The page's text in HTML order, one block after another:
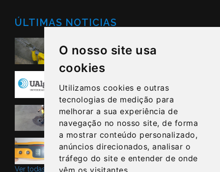
O nosso site usa
cookies
Utilizamos cookies e outras
tecnologias de medição para
melhorar a sua experiência de
navegação no nosso site, de forma
a mostrar conteúdo personalizado,
anúncios direcionados, analisar o
tráfego do site e entender de onde
vêm os visitantes.
ÚLTIMAS NOTICIAS
Nacionais e Internacionais
Protocolo Universidade do Algarve
A Qualidade está nos Detalhes
STOPAGUAS no Porto
Ver todas as noticias ->